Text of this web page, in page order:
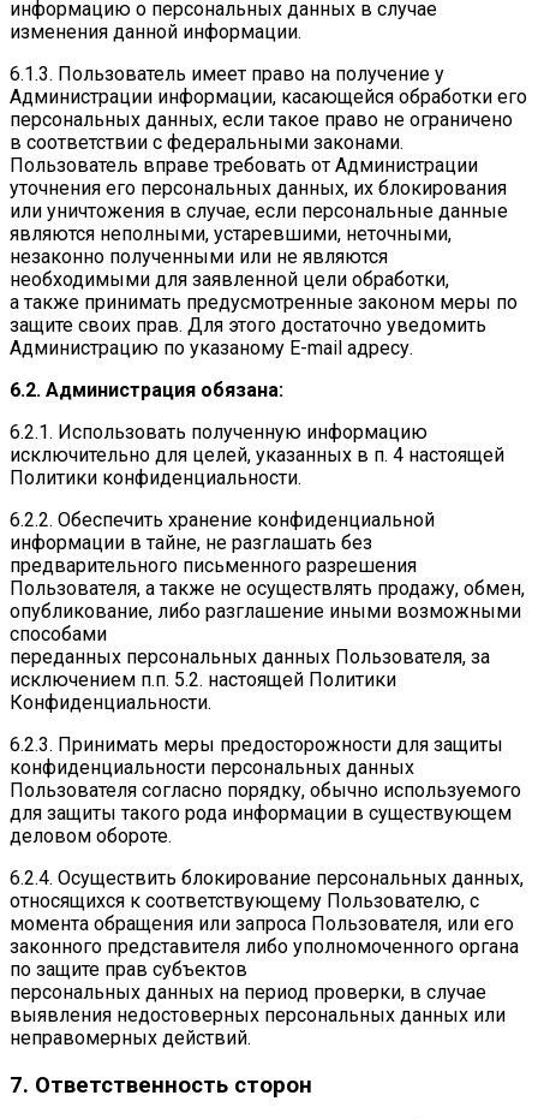
информацию о персональных данных в случае
изменения данной информации.
6.1.3. Пользователь имеет право на получение у
Администрации информации, касающейся обработки его
персональных данных, если такое право не ограничено
в соответствии с федеральными законами.
Пользователь вправе требовать от Администрации
уточнения его персональных данных, их блокирования
или уничтожения в случае, если персональные данные
являются неполными, устаревшими, неточными,
незаконно полученными или не являются
необходимыми для заявленной цели обработки,
а также принимать предусмотренные законом меры по
защите своих прав. Для этого достаточно уведомить
Администрацию по указаному E-mail адресу.
6.2. Администрация обязана:
6.2.1. Использовать полученную информацию
исключительно для целей, указанных в п. 4 настоящей
Политики конфиденциальности.
6.2.2. Обеспечить хранение конфиденциальной
информации в тайне, не разглашать без
предварительного письменного разрешения
Пользователя, а также не осуществлять продажу, обмен,
опубликование, либо разглашение иными возможными
способами
переданных персональных данных Пользователя, за
исключением п.п. 5.2. настоящей Политики
Конфиденциальности.
6.2.3. Принимать меры предосторожности для защиты
конфиденциальности персональных данных
Пользователя согласно порядку, обычно используемого
для защиты такого рода информации в существующем
деловом обороте.
6.2.4. Осуществить блокирование персональных данных,
относящихся к соответствующему Пользователю, с
момента обращения или запроса Пользователя, или его
законного представителя либо уполномоченного органа
по защите прав субъектов
персональных данных на период проверки, в случае
выявления недостоверных персональных данных или
неправомерных действий.
7. Ответственность сторон